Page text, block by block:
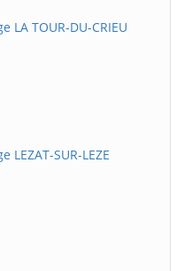
TOUR-DU-CRIEU
SUR-LEZE